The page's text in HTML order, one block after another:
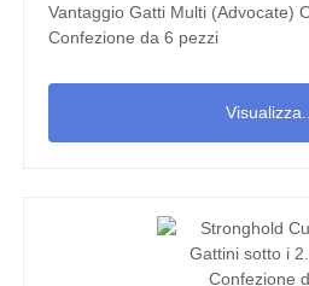
Vantaggio Gatti Multi (Advocate)
Confezione da 6 pezzi
Visualizza...